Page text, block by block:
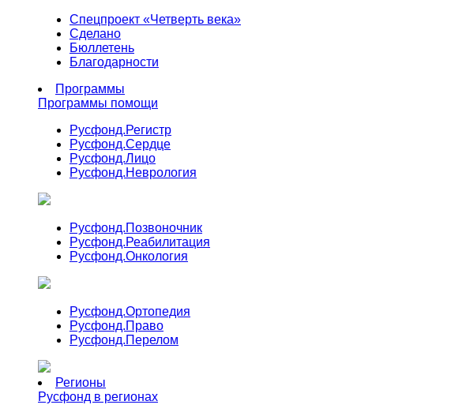
Спецпроект «Четверть века»
Сделано
Бюллетень
Благодарности
Программы
Программы помощи
Русфонд.Регистр
Русфонд.Сердце
Русфонд.Лицо
Русфонд.Неврология
Русфонд.Позвоночник
Русфонд.Реабилитация
Русфонд.Онкология
Русфонд.Ортопедия
Русфонд.Право
Русфонд.Перелом
Регионы
Русфонд в регионах